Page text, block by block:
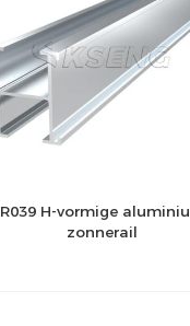
R039 H-vormige
zonnerail